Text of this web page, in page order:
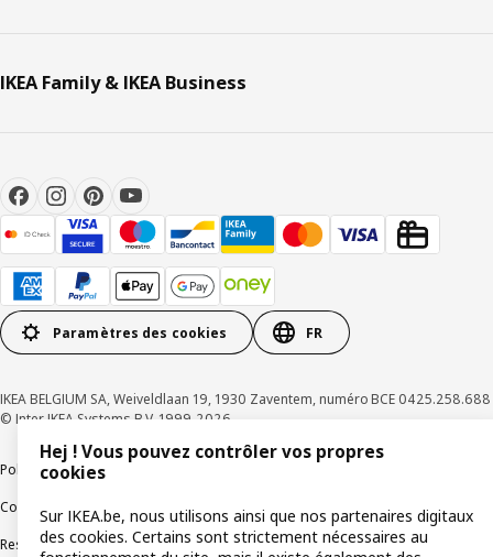
IKEA Family & IKEA Business
Paramètres des cookies FR
IKEA BELGIUM SA, Weiveldlaan 19, 1930 Zaventem, numéro BCE 0425.258.688
© Inter IKEA Systems B.V. 1999-2026
Politique de confidentialité
Conditions d’utilisation
Conditions contractuelles générales
Responsible Disclosure ProgramSoulever une question éthiquePlaintes
Hej ! Vous pouvez contrôler vos propres
cookies
Sur IKEA.be, nous utilisons ainsi que nos partenaires digitaux
des cookies. Certains sont strictement nécessaires au